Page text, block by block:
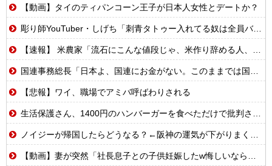
【動画】タイのティパンコーン王子が日本人女性とデートか？
彫り師YouTuber・しげち「刺青タトゥー入れてる奴は全員バカです」「すごい民度低い」「5000円好きなんすよ、バカって」
【速報】 米農家「流石にこんな値段じゃ、米作り辞める人、出るんじゃないかなあ？？」
国連事務総長「日本よ、国連にお金がない。このままでは国連が完全崩壊する。助けろ」
【悲報】ワイ、職場でアミバ呼ばわりされる
生活保護さん、1400円のハンバーガーを食べただけで批判される
ノイジーが帰国したらどうなる？←阪神の運気が下がりまくるやろな
【動画】妻が突然「社長息子との子供妊娠したw悔しいなら早く見つけてよw」→10年間、誰も探さず無視し続けた結果